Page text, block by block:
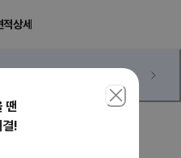
적상세
면?
땐
결!